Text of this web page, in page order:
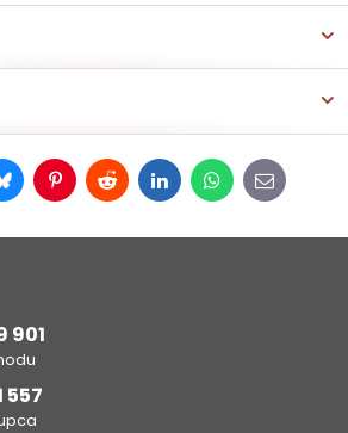
BlueskyPinterestRedditLinkedInWhatsApp
E-
mail
901
557